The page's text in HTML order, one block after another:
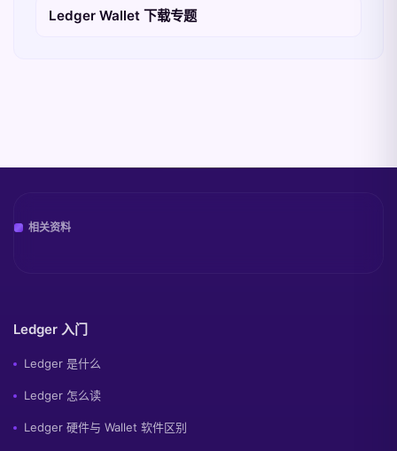
Ledger Wallet 下载专题
相关资料
Ledger 入门
Ledger 是什么
Ledger 怎么读
Ledger 硬件与 Wallet 软件区别